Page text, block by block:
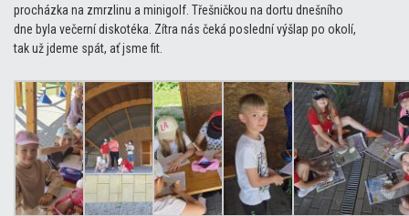
procházka na zmrzlinu a minigolf. Třešničkou na dortu dnešního
dne byla večerní diskotéka. Zítra nás čeká poslední výšlap po okolí,
tak už jdeme spát, ať jsme fit.